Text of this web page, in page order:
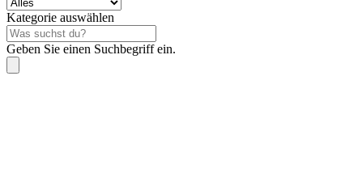
Kategorie auswählen
Geben Sie einen Suchbegriff ein.